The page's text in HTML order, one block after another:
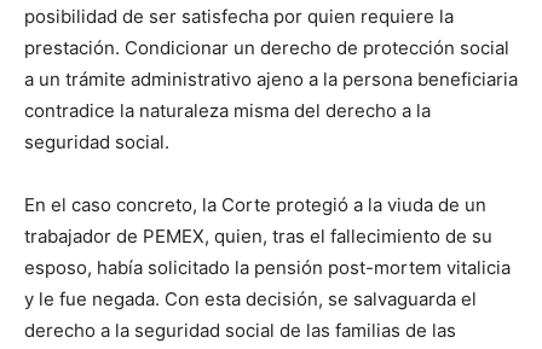
posibilidad de ser satisfecha por quien requiere la
prestación. Condicionar un derecho de protección social
a un trámite administrativo ajeno a la persona beneficiaria
contradice la naturaleza misma del derecho a la
seguridad social.
En el caso concreto, la Corte protegió a la viuda de un
trabajador de PEMEX, quien, tras el fallecimiento de su
esposo, había solicitado la pensión post-mortem vitalicia
y le fue negada. Con esta decisión, se salvaguarda el
derecho a la seguridad social de las familias de las